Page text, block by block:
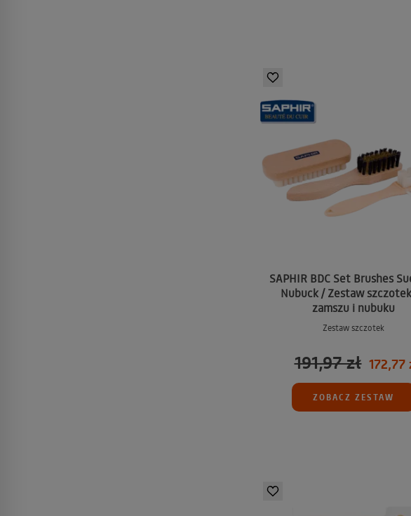
SAPHIR BDC Set Brushes
Nubuck / Zestaw
zamszu i nubuku
Zestaw szczotek
191,97 zł 172,77
ZOBACZ ZESTAW